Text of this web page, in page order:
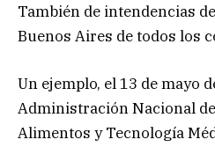
También de intendencias
Buenos Aires de todos los
Un ejemplo, el 13 de mayo
Administración Nacional
Alimentos y Tecnología